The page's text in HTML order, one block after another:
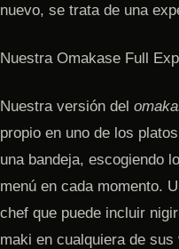
nuevo, se trata de una
Nuestra Omakase Full
Nuestra versión del
propio en uno de los
una bandeja, escogiendo
menú en cada momento.
chef que puede incluir
maki en cualquiera de